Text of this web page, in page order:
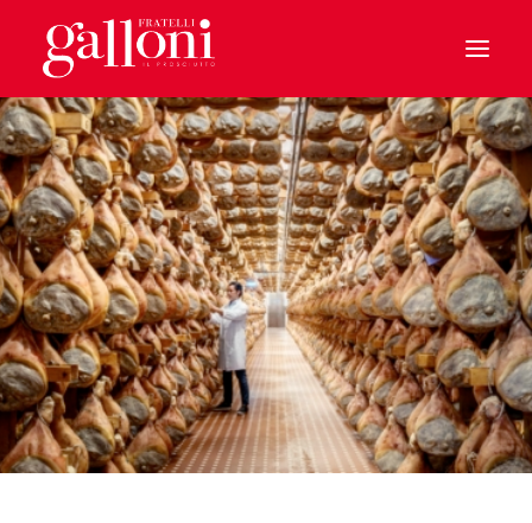
HOME
IL PROSCIUTTO
CHI SIAMO
BENVENUTI A CASA
IL PARMA
LE SPECIALITA’
SOSTENIBILITA’